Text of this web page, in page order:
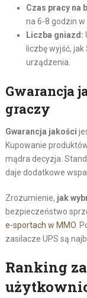
Czas pracy na
na 6-8 godzin
Liczba gniazd:
liczbę wyjść,
urządzenia.
Gwarancja
graczy
Gwarancja jakości
Kupowanie
mądra decyzja.
daje dodatkowe
Zrozumienie, jak
bezpieczeństwo
e-sportach w MMO.
zasilacze UPS są
Ranking